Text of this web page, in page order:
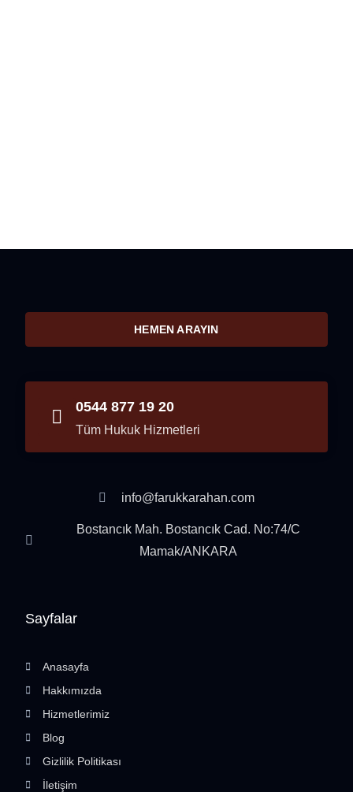
Sayfalar
Anasayfa
Hakkımızda
Hizmetlerimiz
Blog
Gizlilik Politikası
İletişim
HEMEN ARAYIN
0544 877 19 20
Tüm Hukuk Hizmetleri
info@farukkarahan.com
Bostancık Mah. Bostancık Cad. No:74/C
Mamak/ANKARA